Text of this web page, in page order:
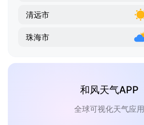
清远市
珠海市
和风天气APP
全球可视化天气应用